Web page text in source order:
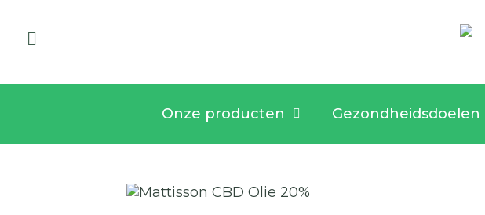
Onze producten Gezondheidsdoelen